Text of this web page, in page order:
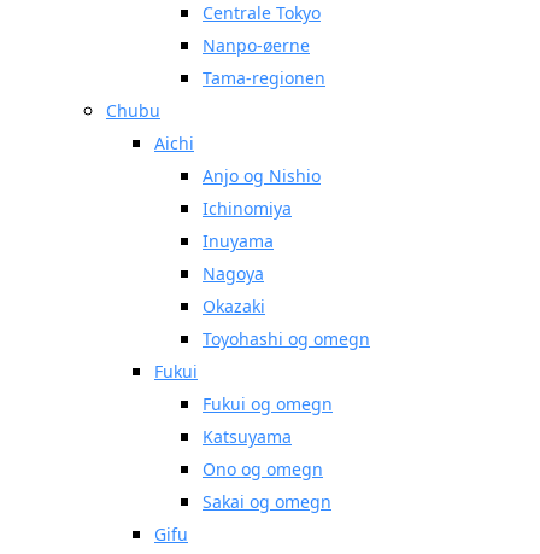
Centrale Tokyo
Nanpo-øerne
Tama-regionen
Chubu
Aichi
Anjo og Nishio
Ichinomiya
Inuyama
Nagoya
Okazaki
Toyohashi og omegn
Fukui
Fukui og omegn
Katsuyama
Ono og omegn
Sakai og omegn
Gifu